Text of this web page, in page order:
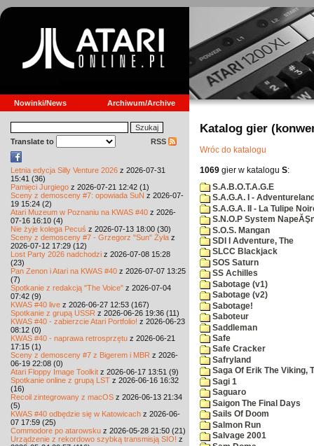
Nowinki/News Archiwum/Archive
Translate to RSS
Letnia edycja Silly Venture 2026 z 2026-07-31
15:41 (36)
Pamięci Jurgiego z 2026-07-21 12:42 (1)
Sceny z demosceny #7: opowiada SuN z 2026-07-
19 15:24 (2)
Atari Muzeum w Poznaniu na KWAS #40 z 2026-
07-16 16:10 (4)
Nie żyje kolega Pecuś z 2026-07-13 18:00 (30)
Sceny z demosceny #7 - Grzegorz "Sun" Żyła z
2026-07-12 17:29 (12)
Lost Party 2026 nadchodzi z 2026-07-08 15:28
(23)
Pan Zenon i Atari na KWAS #40 z 2026-07-07 13:25
(7)
Spotkanie z redakcją "The Voice" z 2026-07-04
07:42 (9)
KWAS #40 live z 2026-06-27 12:53 (167)
Spotkanie z grupą USSR z 2026-06-26 19:36 (11)
KWAS #40 - zabierzcie Atari Portfolio! z 2026-06-23
08:12 (0)
KWAS #40 - naprawa retrosprzętu z 2026-06-21
17:15 (1)
Sceny z demosceny #7 z Bigerem i MBR z 2026-
06-19 22:08 (0)
Atari Floppy Image Toolkit z 2026-06-17 13:51 (9)
Spotkanie online z grupą LST z 2026-06-16 16:32
(16)
Recoil zintegrowany z macOS z 2026-06-13 21:34
(5)
KWAS #40 odbędzie się w Katowicach z 2026-06-
07 17:59 (25)
Commodore po atarowsku z 2026-05-28 21:50 (21)
Urządzenie z rekordowo szybką transmisją SIO! z
Katalog gier
Wróc do katalogu
1069 gier w katalogu S:
S.A.B.O.T.A.G.E
S.A.G.A. I -
S.A.G.A. II - La Tulipe
S.N.O.P System
S.O.S. Mangan
SDI I Adventure, The
SLCC Blackjack
SOS Saturn
SS Achilles
Sabotage (v1)
Sabotage (v2)
Sabotage!
Saboteur
Saddleman
Safe
Safe Cracker
Safryland
Saga Of Erik The Viking,
Sagi 1
Saguaro
Saigon The Final Days
Sails Of Doom
Salmon Run
Salvage 2001